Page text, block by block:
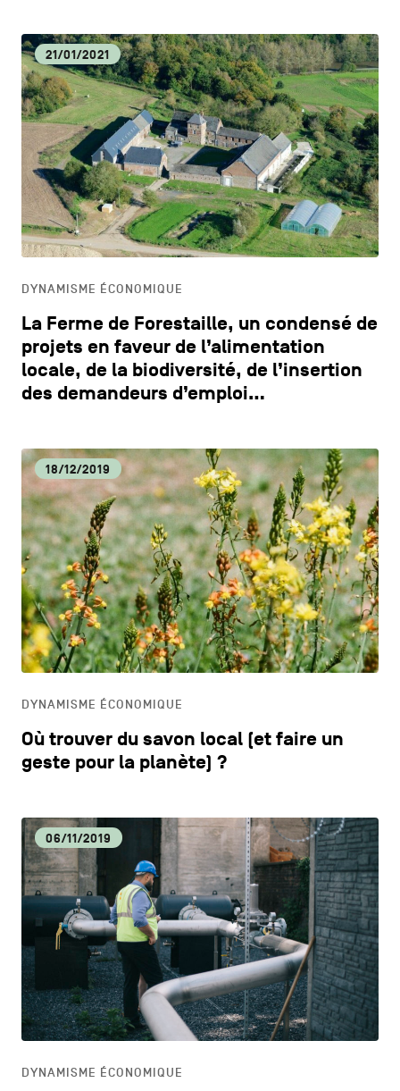
21/01/2021
DYNAMISME ÉCONOMIQUE
La Ferme de Forestaille, un condensé de
projets en faveur de l’alimentation
locale, de la biodiversité, de l’insertion
des demandeurs d’emploi…
18/12/2019
DYNAMISME ÉCONOMIQUE
Où trouver du savon local (et faire un
geste pour la planète) ?
06/11/2019
DYNAMISME ÉCONOMIQUE